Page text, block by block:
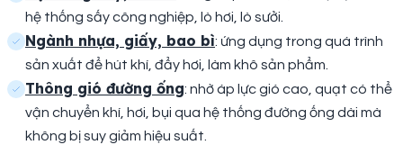
hệ thống sấy công nghiệp, lò hơi, lò sưởi.
Ngành nhựa, giấy, bao bì: ứng dụng trong quá trình
sản xuất để hút khí, đẩy hơi, làm khô sản phẩm.
Thông gió đường ống: nhờ áp lực gió cao, quạt có thể
vận chuyển khí, hơi, bụi qua hệ thống đường ống dài mà
không bị suy giảm hiệu suất.